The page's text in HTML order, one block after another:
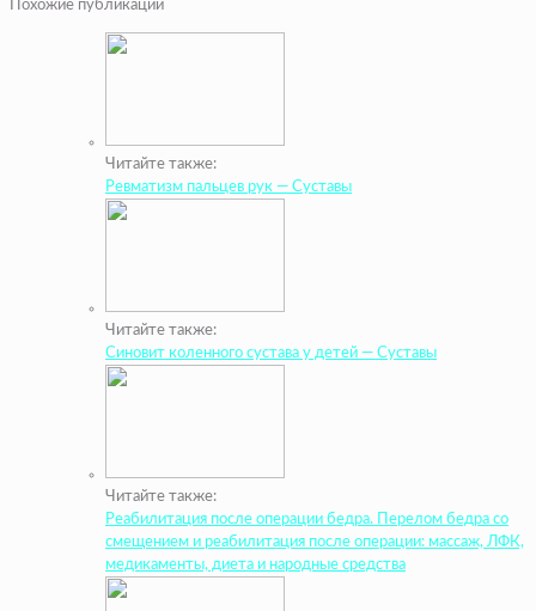
Похожие публикации
Читайте также:
Ревматизм пальцев рук — Суставы
Читайте также:
Синовит коленного сустава у детей — Суставы
Читайте также:
Реабилитация после операции бедра. Перелом бедра со
смещением и реабилитация после операции: массаж, ЛФК,
медикаменты, диета и народные средства